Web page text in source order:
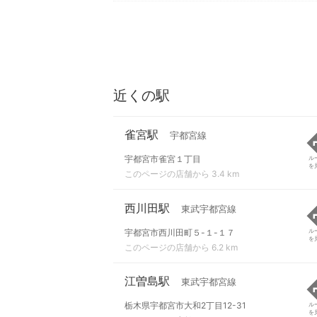
近くの駅
雀宮駅 宇都宮線
宇都宮市雀宮１丁目
このページの店舗から 3.4 km
ル
を
西川田駅 東武宇都宮線
宇都宮市西川田町５-１-１７
このページの店舗から 6.2 km
ル
を
江曽島駅 東武宇都宮線
栃木県宇都宮市大和2丁目12-31
ル
を